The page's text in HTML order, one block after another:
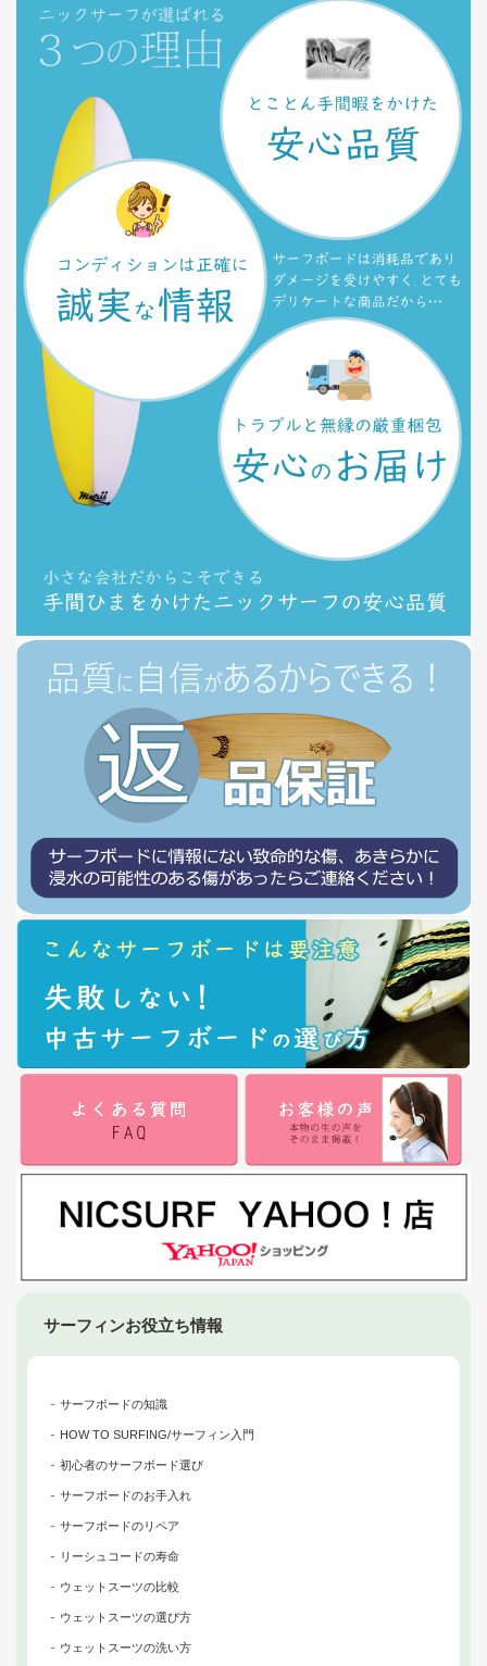
サーフィンお役立ち情報
サーフボードの知識
HOW TO SURFING/サーフィン入門
初心者のサーフボード選び
サーフボードのお手入れ
サーフボードのリペア
リーシュコードの寿命
ウェットスーツの比較
ウェットスーツの選び方
ウェットスーツの洗い方